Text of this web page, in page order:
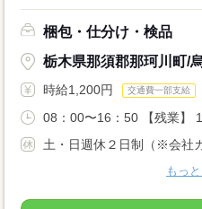
梱包・仕分け・検品
栃木県那須郡那珂川町/
時給1,200円 交通費一部支給
08：00〜16：50 【残業】
土・日週休２日制（※会社
もっ